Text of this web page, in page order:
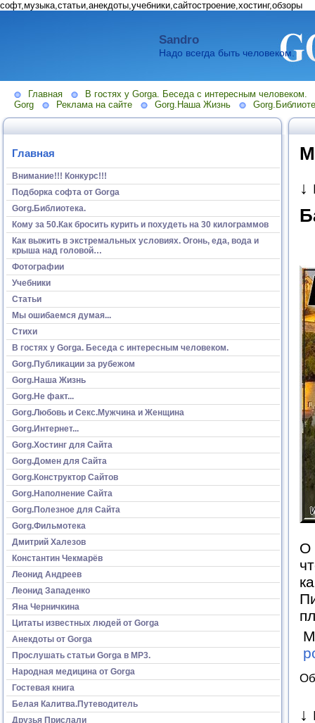
софт,музыка,статьи,анекдоты,учебники,сайтостроение,хостинг,обзоры
Sandro
Надо всегда быть человеком.
Главная
В гостях у Gorga. Беседа с интересным человеком.
Gorg
Реклама на сайте Gorg.Наша Жизнь
Главная
Внимание!!! Конкурс!!!
Подборка софта от Gorga
Gorg.Библиотека.
Кому за 50.Как бросить курить и похудеть на 30 килограммов
Как выжить в экстремальных условиях. Огонь, еда, вода и
крыша над головой…
Фотографии
Учебники
Статьи
Мы ошибаемся думая...
Стихи
В гостях у Gorga. Беседа с интересным человеком.
Gorg.Публикации за рубежом
Gorg.Наша Жизнь
Gorg.Не факт...
Gorg.Любовь и Секс.Мужчина и Женщина
Gorg.Интернет...
Gorg.Хостинг для Сайта
Gorg.Домен для Сайта
Gorg.Конструктор Сайтов
Gorg.Наполнение Сайта
Gorg.Полезное для Сайта
Gorg.Фильмотека
Дмитрий Халезов
Константин Чекмарёв
Леонид Андреев
Леонид Западенко
Яна Черничкина
Цитаты известных людей от Gorga
Анекдоты от Gorga
Прослушать статьи Gorga в МР3.
Народная медицина от Gorga
Гостевая книга
Белая Калитва.Путеводитель
Друзья Прислали
О